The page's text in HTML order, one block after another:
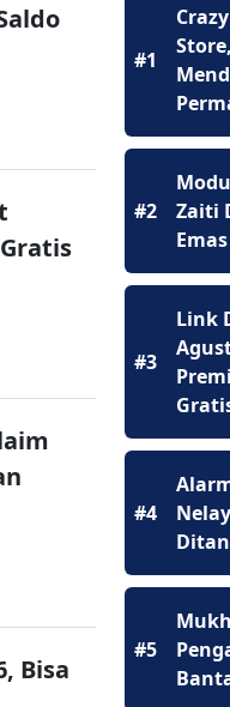
Bisa
#1
#2
Zaiti
#3
Link
#4
#5